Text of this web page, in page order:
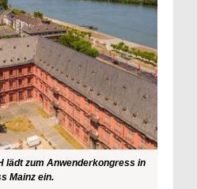
lädt zum Anwenderkongress in
Mainz ein.